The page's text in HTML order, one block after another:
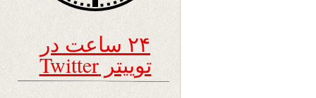
۲۴ ساعت در
توییتر Twitter